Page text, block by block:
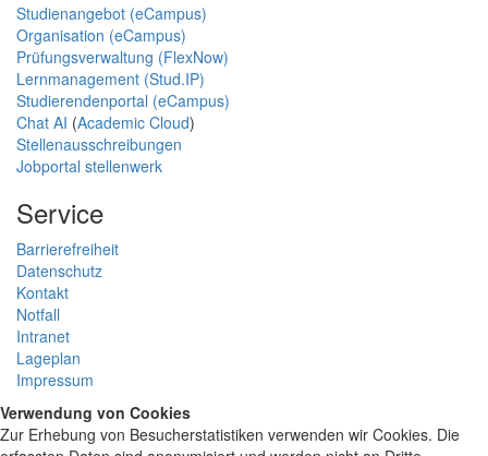
Studienangebot (eCampus)
Organisation (eCampus)
Prüfungsverwaltung (FlexNow)
Lernmanagement (Stud.IP)
Studierendenportal (eCampus)
Chat AI (Academic Cloud)
Stellenausschreibungen
Jobportal stellenwerk
Service
Barrierefreiheit
Datenschutz
Kontakt
Notfall
Intranet
Lageplan
Impressum
Verwendung von Cookies
Zur Erhebung von Besucherstatistiken verwenden wir Cookies. Die